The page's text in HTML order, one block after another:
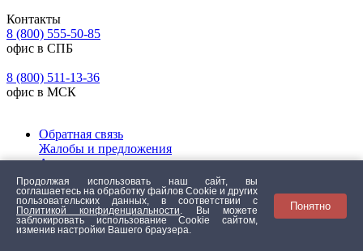
Контакты
8 (800) 555-50-85
офис в СПБ
8 (800) 511-13-36
офис в МСК
Обратная связь
Жалобы и предложения
Адреса розничных магазинов
Принимаем к оплате
Наши магазины на Яндекс
Продолжая использовать наш сайт, вы
соглашаетесь на обработку файлов Сookie и других
пользовательских данных, в соответствии с
Политикой конфиденциальности
. Вы можете
заблокировать использование Cookie сайтом,
изменив настройки Вашего браузера.
Понятно